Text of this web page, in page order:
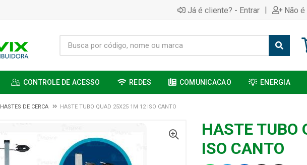
Já é cliente? - Entrar | Não
CONTROLE DE ACESSO REDES COMUNICACAO ENERGIA
HASTES DE CERCA HASTE TUBO QUAD 25X25 1M 12 ISO CANTO
HASTE TUBO
ISO CANTO